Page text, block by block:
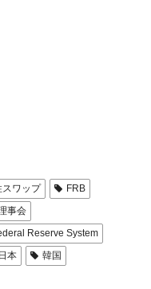
スワップ
FRB
事会
Reserve System
日本
韓国